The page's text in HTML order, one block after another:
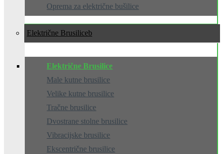
Oprema za električne bušilice
Električne Brusilice
Električne Brusilice
Male kutne brusilice
Velike kutne brusilice
Tračne brusilice
Dvostrane stolne brusilice
Vibracijske brusilice
Ekscentrične brusilice